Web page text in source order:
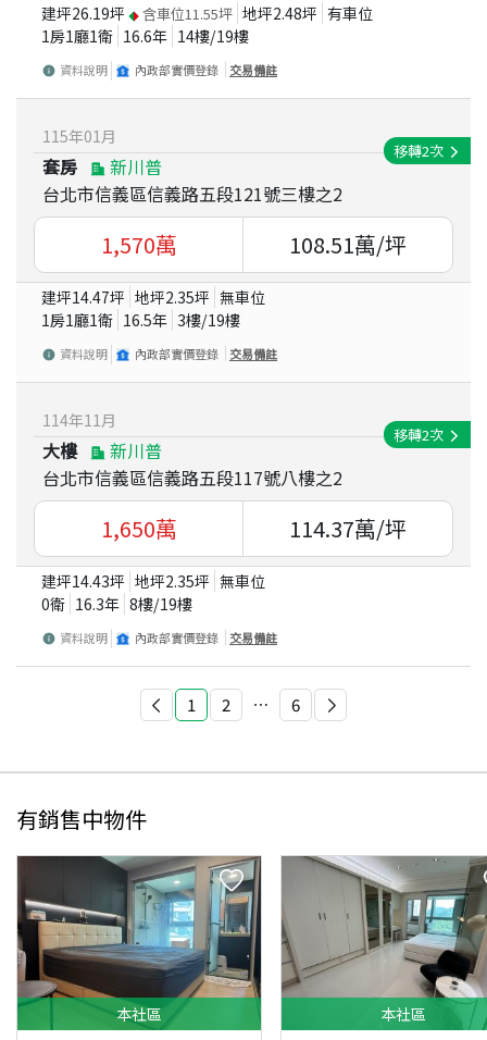
建坪26.19坪 含車位11.55坪 地坪2.48坪 有車位
1房1廳1衛 16.6年 14樓/19樓
資料說明 內政部實價登錄 交易備註
115年01月
套房
新川普
台北市信義區信義路五段121號三樓之2
移轉2次
1,570萬 108.51萬/坪
建坪14.47坪 地坪2.35坪 無車位
1房1廳1衛 16.5年 3樓/19樓
資料說明 內政部實價登錄 交易備註
114年11月
大樓
新川普
台北市信義區信義路五段117號八樓之2
移轉2次
1,650萬 114.37萬/坪
建坪14.43坪 地坪2.35坪 無車位
0衛 16.3年 8樓/19樓
資料說明 內政部實價登錄 交易備註
1 2 ⋯ 6
有銷售中物件
本社區 本社區